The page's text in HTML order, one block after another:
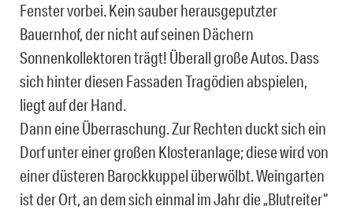
Fenster vorbei. Kein sauber herausgeputzter
Bauernhof, der nicht auf seinen Dächern
Sonnenkollektoren trägt! Überall große Autos. Dass
sich hinter diesen Fassaden Tragödien abspielen,
liegt auf der Hand.
Dann eine Überraschung. Zur Rechten duckt sich ein
Dorf unter einer großen Klosteranlage; diese wird von
einer düsteren Barockkuppel überwölbt. Weingarten
ist der Ort, an dem sich einmal im Jahr die „Blutreiter“